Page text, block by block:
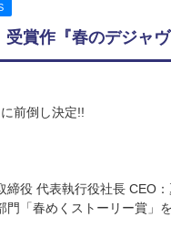
受賞作『春のデジ
前倒し決定!!
役 代表執行役社長 CEO
門「春めくストーリー賞